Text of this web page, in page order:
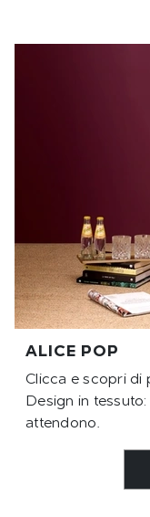
ALICE POP
Clicca e scopri di
Design in
attendono.